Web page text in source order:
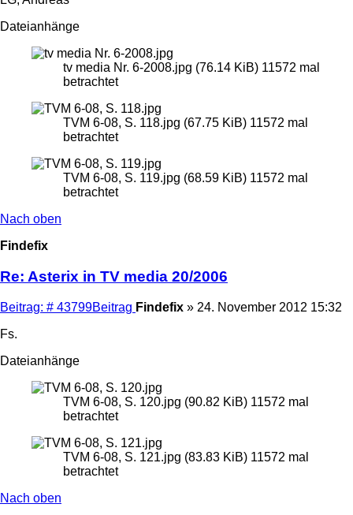
Dateianhänge
tv media Nr. 6-2008.jpg (76.14 KiB) 11572 mal
betrachtet
TVM 6-08, S. 118.jpg (67.75 KiB) 11572 mal
betrachtet
TVM 6-08, S. 119.jpg (68.59 KiB) 11572 mal
betrachtet
Nach oben
Findefix
Re: Asterix in TV media 20/2006
Beitrag: # 43799Beitrag Findefix » 24. November 2012 15:32
Fs.
Dateianhänge
TVM 6-08, S. 120.jpg (90.82 KiB) 11572 mal
betrachtet
TVM 6-08, S. 121.jpg (83.83 KiB) 11572 mal
betrachtet
Nach oben